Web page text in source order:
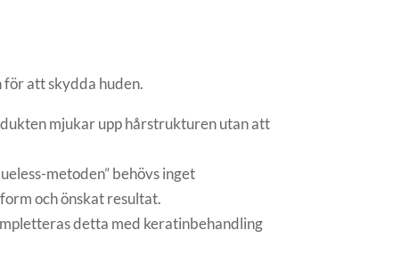
för att skydda huden.
mjukar upp hårstrukturen utan att
metoden” behövs inget
och önskat resultat.
detta med keratinbehandling